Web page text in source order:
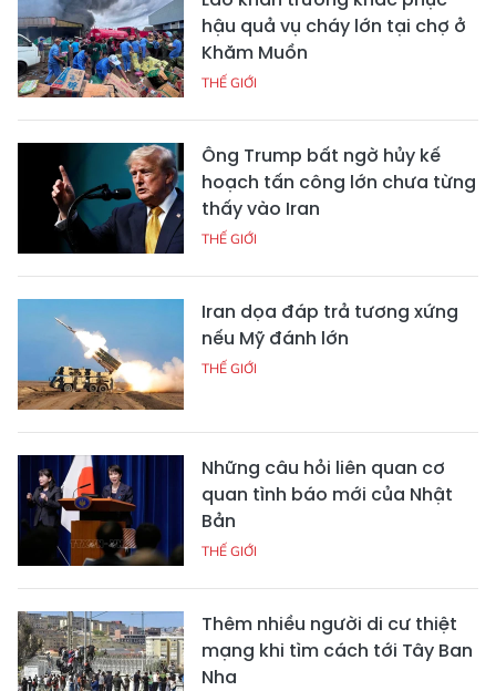
hậu quả vụ cháy lớn tại chợ ở
Khăm Muồn
THẾ GIỚI
Ông Trump bất ngờ hủy kế
hoạch tấn công lớn chưa từng
thấy vào Iran
THẾ GIỚI
Iran dọa đáp trả tương xứng
nếu Mỹ đánh lớn
THẾ GIỚI
Những câu hỏi liên quan cơ
quan tình báo mới của Nhật
Bản
THẾ GIỚI
Thêm nhiều người di cư thiệt
mạng khi tìm cách tới Tây Ban
Nha